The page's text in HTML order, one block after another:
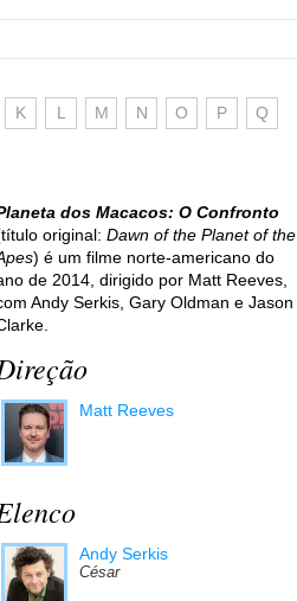
K L M N O P Q
dos Macacos: O Confronto
original: Dawn of the Planet of the
) é um filme norte-americano do
de 2014, dirigido por Matt Reeves,
Andy Serkis, Gary Oldman e Jason
Matt Reeves
Andy Serkis
César